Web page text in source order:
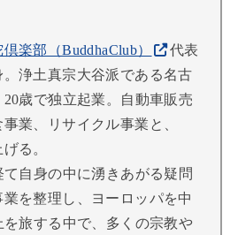
楽部（BuddhaClub）
代表
浄土真宗大谷派である名古
歳で独立起業。自動車販売
業、リサイクル事業と、
る。
自身の中に湧きあがる疑問
を整理し、ヨーロッパを中
旅する中で、多くの宗教や